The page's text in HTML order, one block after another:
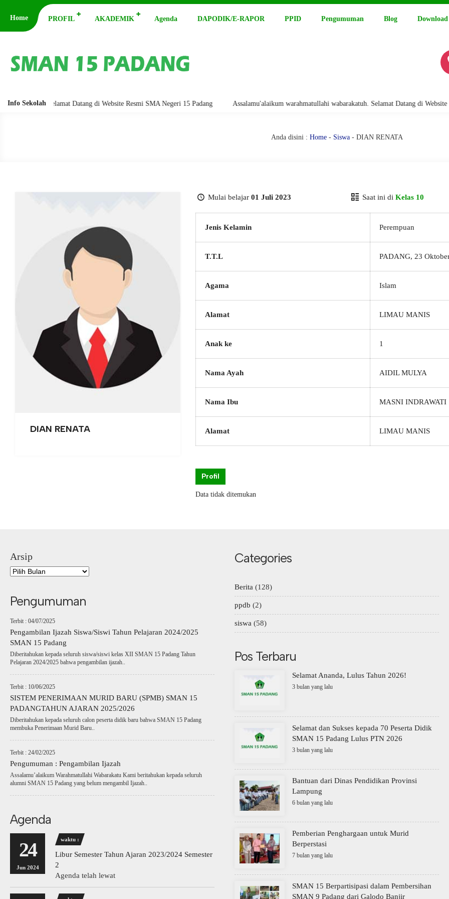
Home PROFIL AKADEMIK Agenda DAPODIK/E-RAPOR PPID Pengumuman Blog Download
Info SekolahSelamat Datang di Website Resmi SMA Negeri 15 Padang Assalamu'alaikum warahmatullahi wabarakatuh. Selamat Datang di Website
Anda disini : Home- Siswa- DIAN RENATA
DIAN RENATA
Mulai belajar 01 Juli 2023 Saat ini di Kelas 10
Jenis Kelamin Perempuan
T.T.L PADANG, 23
Agama Islam
Alamat LIMAU MANIS
Anak ke 1
Nama Ayah AIDIL MULYA
Nama Ibu MASNI INDRAWATI
Alamat LIMAU MANIS
Profil
Data tidak ditemukan
Arsip
Pengumuman
Terbit : 04/07/2025
Pengambilan Ijazah Siswa/Siswi Tahun Pelajaran 2024/2025
SMAN 15 Padang
Diberitahukan kepada seluruh siswa/siswi kelas XII SMAN 15 Padang Tahun
Pelajaran 2024/2025 bahwa pengambilan ijazah..
Terbit : 10/06/2025
SISTEM PENERIMAAN MURID BARU (SPMB) SMAN 15
PADANGTAHUN AJARAN 2025/2026
Diberitahukan kepada seluruh calon peserta didik baru bahwa SMAN 15 Padang
membuka Penerimaan Murid Baru..
Terbit : 24/02/2025
Pengumuman : Pengambilan Ijazah
Assalamu’alaikum Warahmatullahi Wabarakatu Kami beritahukan kepada seluruh
alumni SMAN 15 Padang yang belum mengambil Ijazah..
Agenda
24
Jun 2024
waktu :
Libur Semester Tahun Ajaran 2023/2024 Semester
2
Agenda telah lewat
Categories
Berita (128)
ppdb (2)
siswa (58)
Pos Terbaru
Selamat Ananda, Lulus Tahun 2026!
3 bulan yang lalu
Selamat dan Sukses kepada 70 Peserta Didik
SMAN 15 Padang Lulus PTN 2026
3 bulan yang lalu
Bantuan dari Dinas Pendidikan Provinsi
Lampung
6 bulan yang lalu
Pemberian Penghargaan untuk Murid
Berperstasi
7 bulan yang lalu
SMAN 15 Berpartisipasi dalam Pembersihan
SMAN 9 Padang dari Galodo Banjir